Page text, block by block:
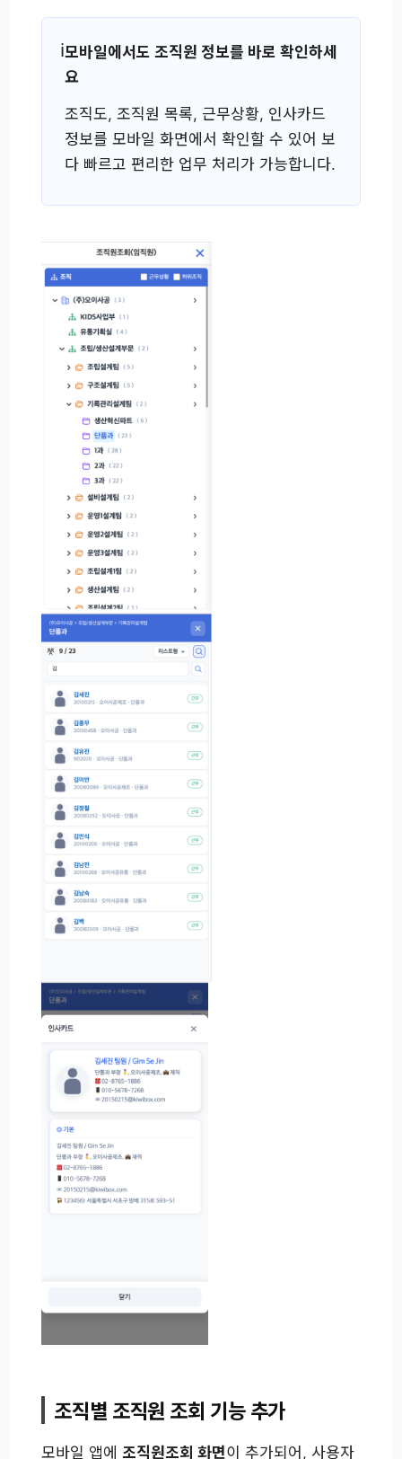
모바일에서도 조직원 정보를 바로 확인하세
요
조직도, 조직원 목록, 근무상황, 인사카드
정보를 모바일 화면에서 확인할 수 있어 보
다 빠르고 편리한 업무 처리가 가능합니다.
조직별 조직원 조회 기능 추가
모바일 앱에 조직원조회 화면이 추가되어, 사용자